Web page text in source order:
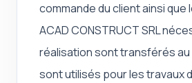
commande du client ainsi que
ACAD CONSTRUCT SRL
réalisation sont transférés au
sont utilisés pour les travaux